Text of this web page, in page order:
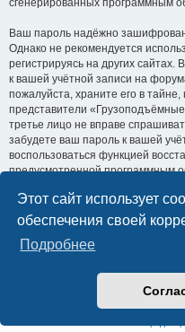
Этот сайт использует
обеспечения своей
Подробнее
сгенерированных программным
Ваш пароль надёжно
Однако не рекомендуется
регистрируясь на других
к вашей учётной записи на
пожалуйста, храните его в тайне,
представители
третье лицо не вправе
забудете ваш пароль к вашей
воспользоваться функцией
предусмотренной программным
необходимо ввести ваше имя
программное обеспечение
вашей учётной записи.
Создано на основеphpBB
Русская